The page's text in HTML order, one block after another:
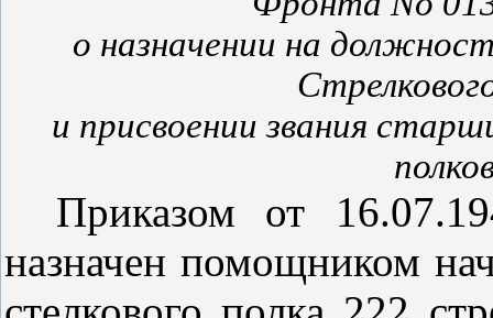
о назначении на
и присвоении звания
Приказом от
назначен помощником